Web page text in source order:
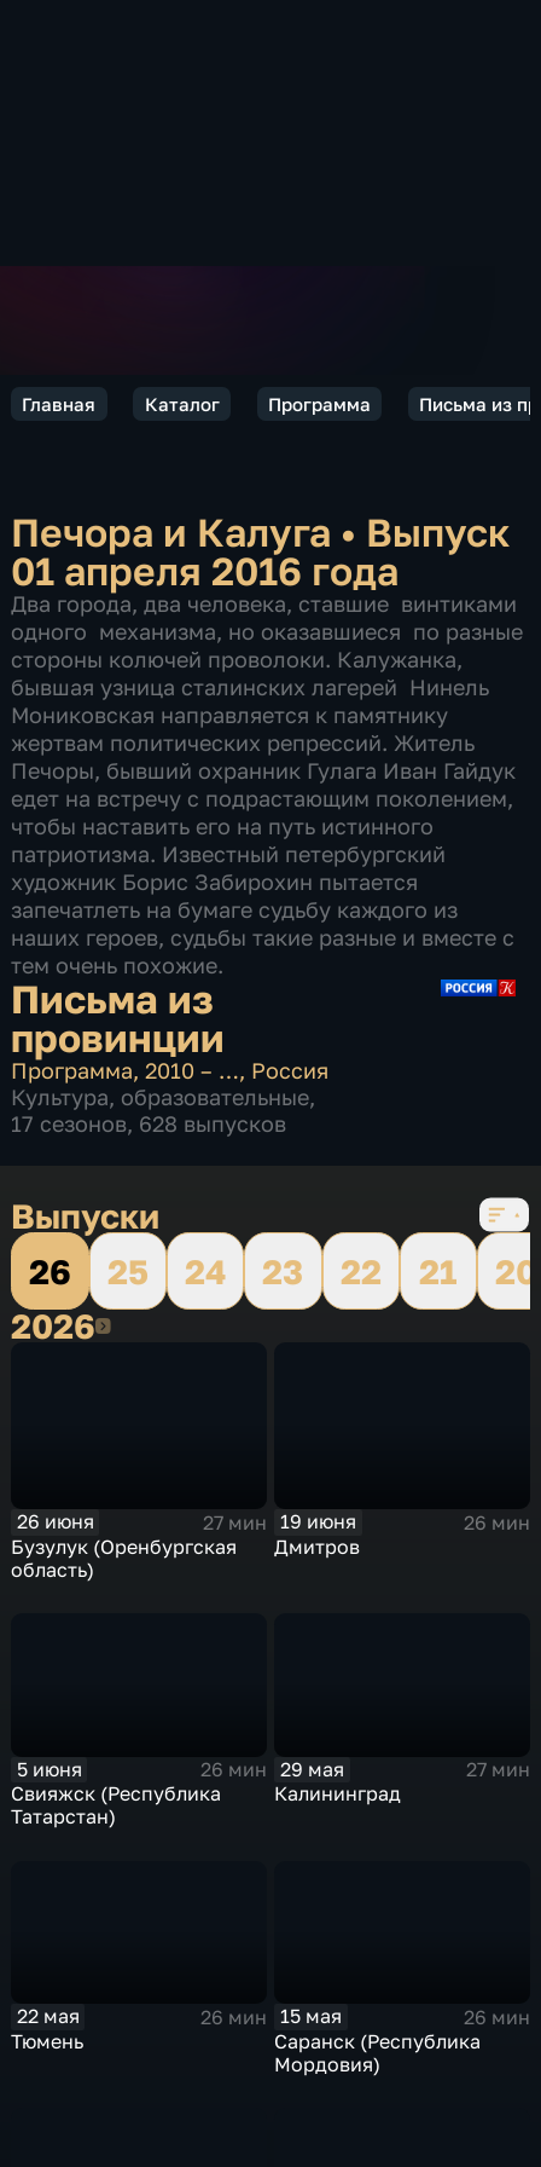
Главная Каталог Программа Письма из
Печора и Калуга • Выпуск
01 апреля 2016 года
Два города, два человека, ставшие винтиками
одного механизма, но оказавшиеся по разные
стороны колючей проволоки. Калужанка,
бывшая узница сталинских лагерей Нинель
Мониковская направляется к памятнику
жертвам политических репрессий. Житель
Печоры, бывший охранник Гулага Иван Гайдук
едет на встречу с подрастающим поколением,
чтобы наставить его на путь истинного
патриотизма. Известный петербургский
художник Борис Забирохин пытается
запечатлеть на бумаге судьбу каждого из
наших героев, судьбы такие разные и вместе с
тем очень похожие.
Письма из
провинции
Программа,2010 – …, Россия
Культура, образовательные,
17 сезонов, 628 выпусков
Выпуски
26
25 24 23 22 21
20
20262026
26 июня
27 мин
Бузулук (Оренбургская
область)
19 июня
26 мин
Дмитров
5 июня
26 мин
Свияжск (Республика
Татарстан)
29 мая
27 мин
Калининград
22 мая
26 мин
Тюмень
15 мая
26 мин
Саранск (Республика
Мордовия)